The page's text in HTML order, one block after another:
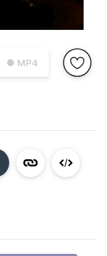
● MP4